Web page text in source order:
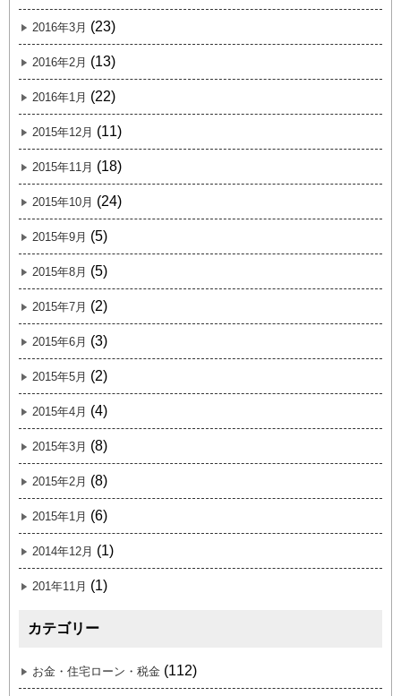
2016年3月 (23)
2016年2月 (13)
2016年1月 (22)
2015年12月 (11)
2015年11月 (18)
2015年10月 (24)
2015年9月 (5)
2015年8月 (5)
2015年7月 (2)
2015年6月 (3)
2015年5月 (2)
2015年4月 (4)
2015年3月 (8)
2015年2月 (8)
2015年1月 (6)
2014年12月 (1)
201年11月 (1)
カテゴリー
お金・住宅ローン・税金 (112)